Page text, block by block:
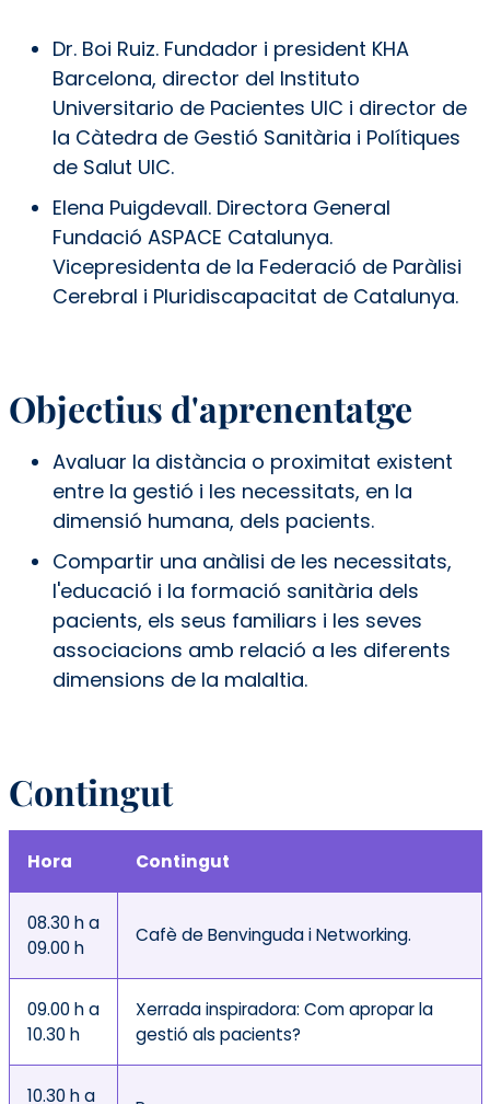
Dr. Boi Ruiz. Fundador i president KHA
Barcelona, director del Instituto
Universitario de Pacientes UIC i director de
la Càtedra de Gestió Sanitària i Polítiques
de Salut UIC.
Elena Puigdevall. Directora General
Fundació ASPACE Catalunya.
Vicepresidenta de la Federació de Paràlisi
Cerebral i Pluridiscapacitat de Catalunya.
Objectius d'aprenentatge
Avaluar la distància o proximitat existent
entre la gestió i les necessitats, en la
dimensió humana, dels pacients.
Compartir una anàlisi de les necessitats,
l'educació i la formació sanitària dels
pacients, els seus familiars i les seves
associacions amb relació a les diferents
dimensions de la malaltia.
Contingut
Hora Contingut
08.30 h a
09.00 h
Cafè de Benvinguda i Networking.
09.00 h a
10.30 h
Xerrada inspiradora: Com apropar la
gestió als pacients?
10.30 h a